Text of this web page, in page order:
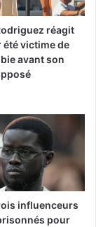
réagit
été victime de
avant son
influenceurs
pour